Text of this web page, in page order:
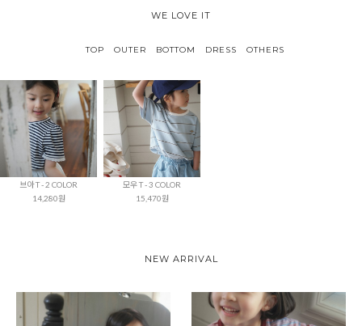
WE LOVE IT
TOP OUTER BOTTOM DRESS OTHERS
브아 T - 2 COLOR
14,280원
모우 T - 3 COLOR
15,470원
NEW ARRIVAL